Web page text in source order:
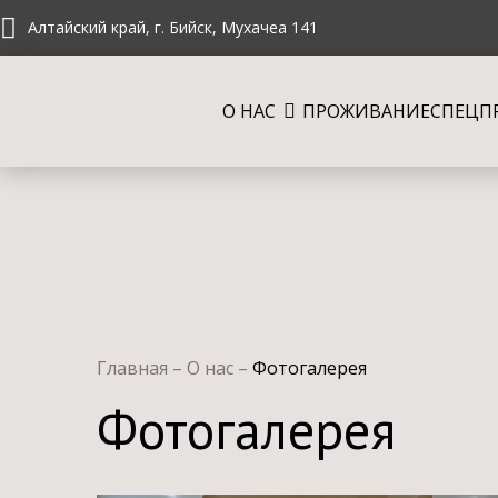
Алтайский край, г. Бийск, Мухачеа 141
О НАС ПРОЖИВАНИЕ
Главная – О нас – Фотогалерея
Фотогалерея